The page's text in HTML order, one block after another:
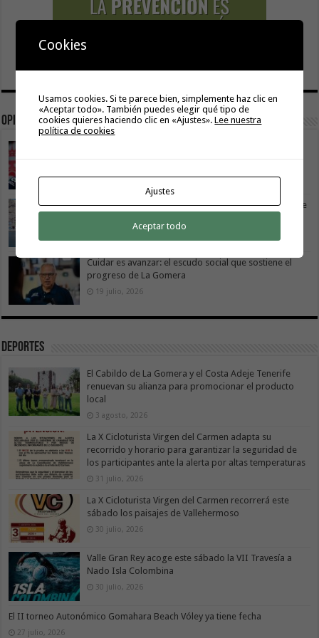
Opinión
Vivir donde se estudia: una cuestión de igualdad entre
Cuidar es avanzar: el escudo social que sostiene el
progreso de La Gomera
19 julio, 2026
Deportes
El Cabildo de La Gomera y el Costa Adeje Tenerife
renuevan su alianza para promocionar el producto
local
3 agosto, 2026
La X Cicloturista Virgen del Carmen adapta su
recorrido y horario para garantizar la seguridad de
los participantes ante la alerta por altas temperaturas
31 julio, 2026
La X Cicloturista Virgen del Carmen recorrerá este
sábado los paisajes de Vallehermoso
30 julio, 2026
Valle Gran Rey acoge este sábado la VII Travesía a
Nado Isla Colombina
30 julio, 2026
El II torneo Autonómico Gomahara Beach Vóley ya tiene fecha
27 julio, 2026
Cookies
Usamos cookies. Si te parece bien, simplemente haz clic en
«Aceptar todo». También puedes elegir qué tipo de
cookies quieres haciendo clic en «Ajustes».Lee nuestra
política de cookies
Ajustes
Aceptar todo